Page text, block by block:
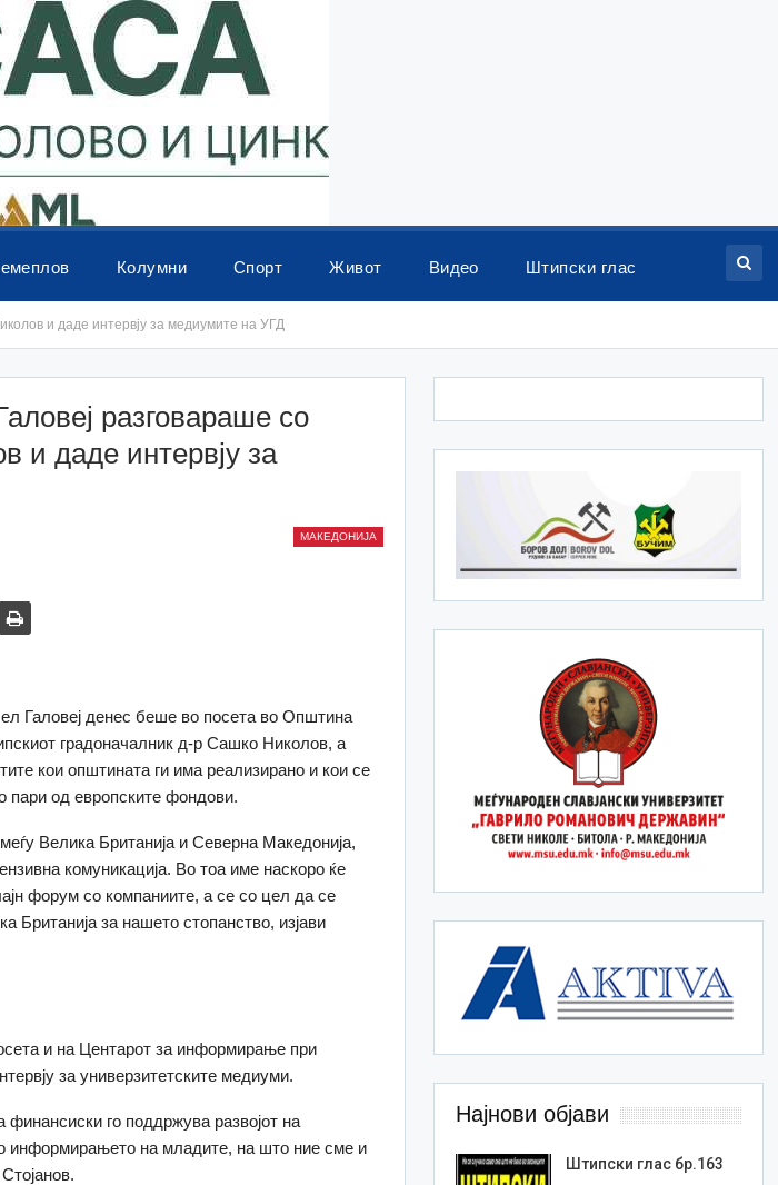
Колумни Спорт Живот Видео Штипски глас
и даде интервју за медиумите на УГД
разговараше со
и даде интервју за
МАКЕДОНИЈА
Галовеј денес беше во посета во Општина
градоначалник д-р Сашко Николов, а
кои општината ги има реализирано и кои се
пари од европските фондови.
Велика Британија и Северна Македонија,
комуникација. Во тоа име наскоро ќе
форум со компаниите, а се со цел да се
Британија за нашето стопанство, изјави
и на Центарот за информирање при
за универзитетските медиуми.
го поддржува развојот на
информирањето на младите, на што ние сме и
Најнови објави
Штипски глас бр.163